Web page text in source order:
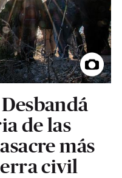
de las
más
civil